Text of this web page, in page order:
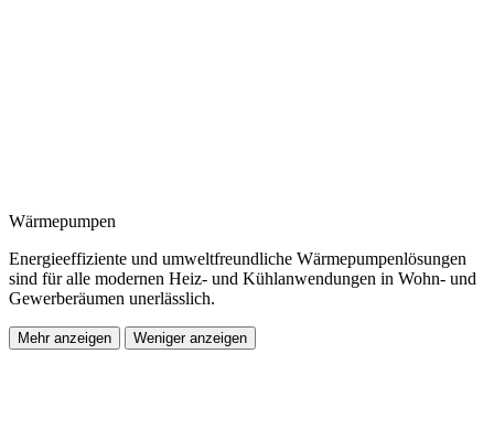
Wärmepumpen
Energieeffiziente und umweltfreundliche Wärmepumpenlösungen
sind für alle modernen Heiz- und Kühlanwendungen in Wohn- und
Gewerberäumen unerlässlich.
Mehr anzeigen Weniger anzeigen